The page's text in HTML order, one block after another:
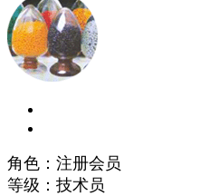
角色：注册会员
等级：技术员